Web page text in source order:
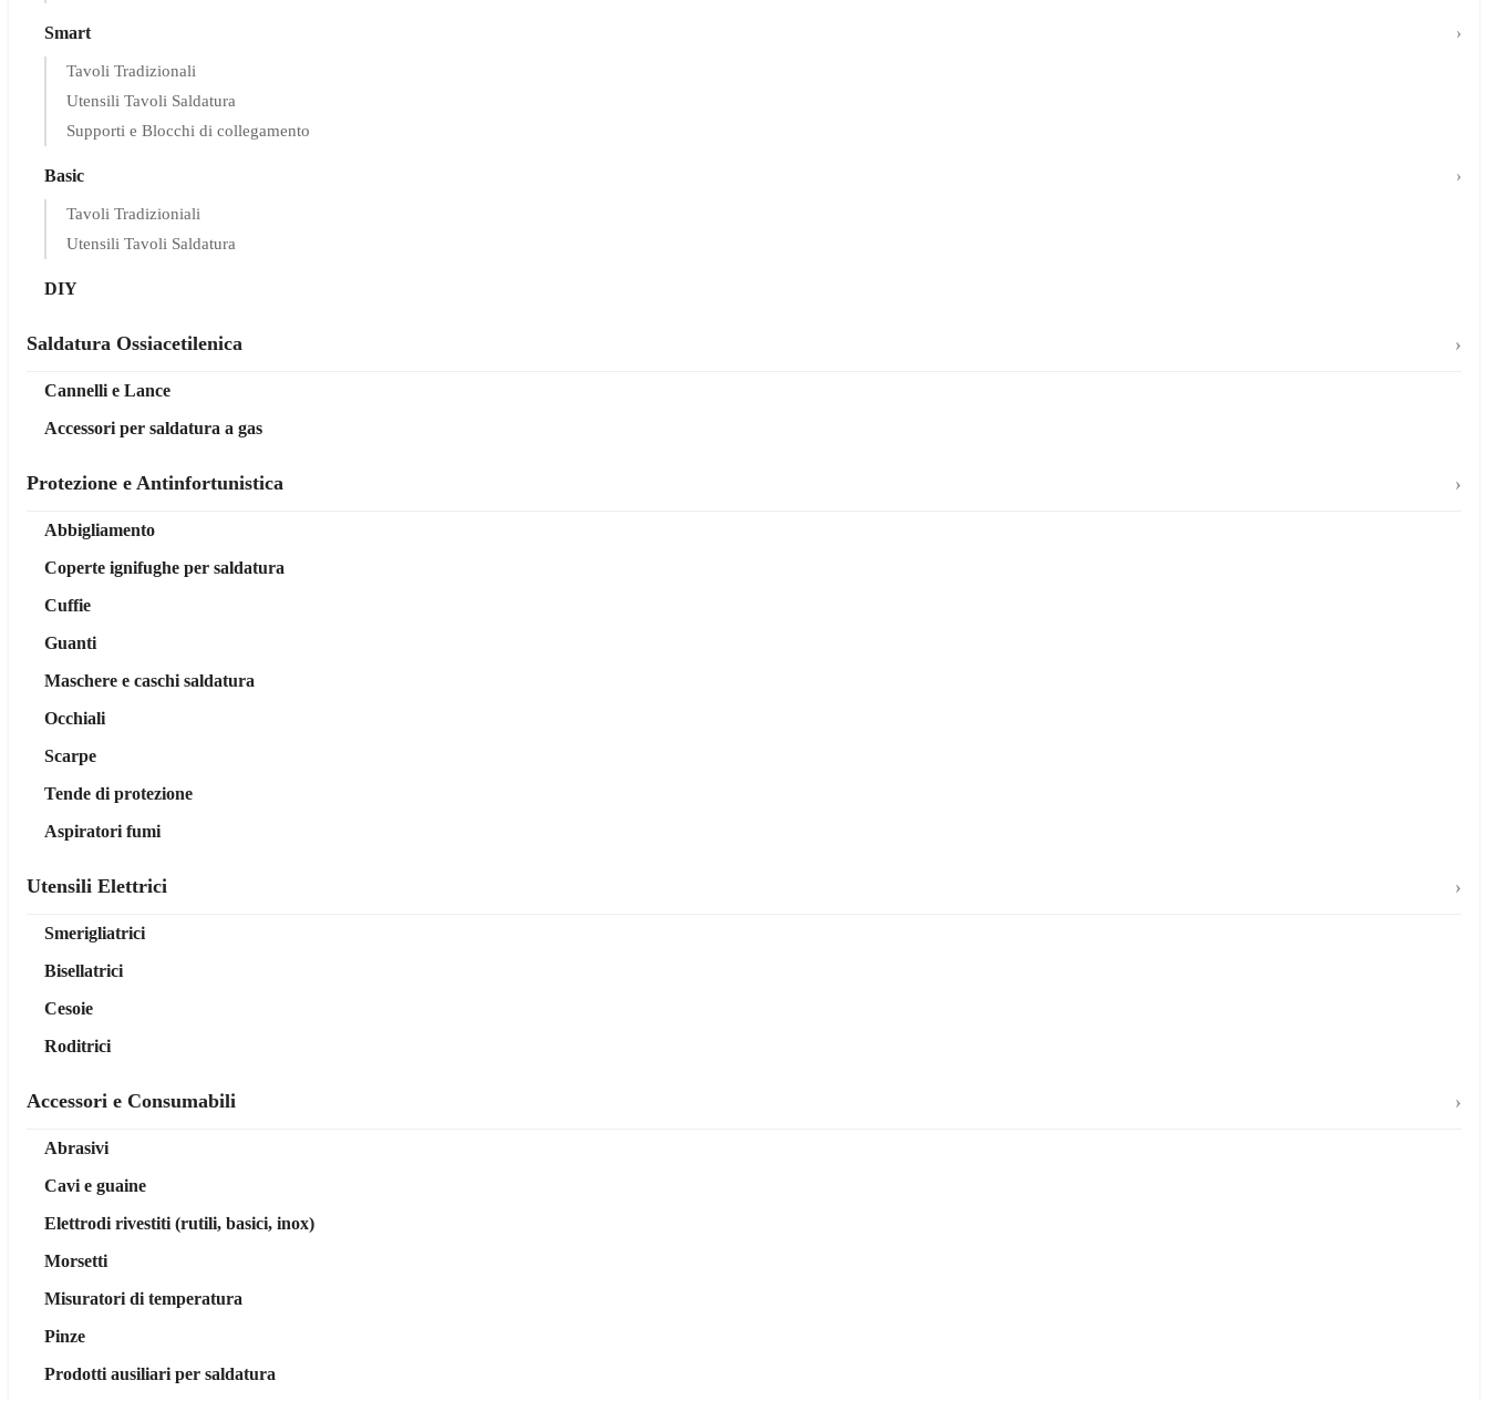
Smart
Tavoli Tradizionali
Utensili Tavoli Saldatura
Supporti e Blocchi di collegamento
Basic
Tavoli Tradizioniali
Utensili Tavoli Saldatura
DIY
Saldatura Ossiacetilenica
Cannelli e Lance
Accessori per saldatura a gas
Protezione e Antinfortunistica
Abbigliamento
Coperte ignifughe per saldatura
Cuffie
Guanti
Maschere e caschi saldatura
Occhiali
Scarpe
Tende di protezione
Aspiratori fumi
Utensili Elettrici
Smerigliatrici
Bisellatrici
Cesoie
Roditrici
Accessori e Consumabili
Abrasivi
Cavi e guaine
Elettrodi rivestiti (rutili, basici, inox)
Morsetti
Misuratori di temperatura
Pinze
Prodotti ausiliari per saldatura